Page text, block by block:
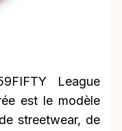
League
est le modèle
streetwear, de